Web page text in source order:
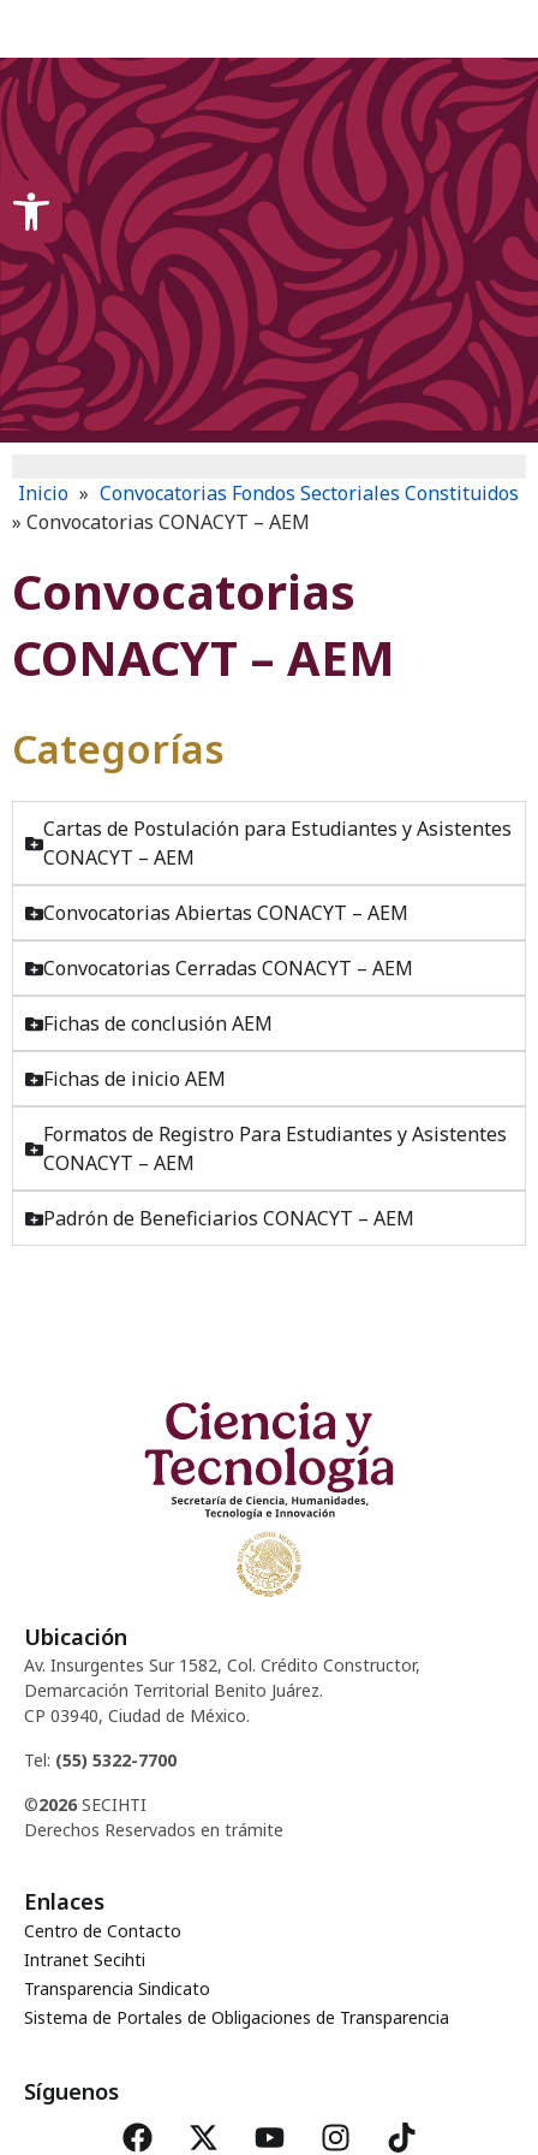
Inicio » Convocatorias Fondos Sectoriales Constituidos
» Convocatorias CONACYT – AEM
Convocatorias
CONACYT – AEM
Categorías
Cartas de Postulación para Estudiantes y Asistentes
CONACYT – AEM
Convocatorias Abiertas CONACYT – AEM
Convocatorias Cerradas CONACYT – AEM
Fichas de conclusión AEM
Fichas de inicio AEM
Formatos de Registro Para Estudiantes y Asistentes
CONACYT – AEM
Padrón de Beneficiarios CONACYT – AEM
Ubicación
Av. Insurgentes Sur 1582, Col. Crédito Constructor,
Demarcación Territorial Benito Juárez.
CP 03940, Ciudad de México.
Tel: (55) 5322-7700
©2026 SECIHTI
Derechos Reservados en trámite
Enlaces
Centro de Contacto
Intranet Secihti
Transparencia Sindicato
Sistema de Portales de Obligaciones de Transparencia
Síguenos
Open toolbar